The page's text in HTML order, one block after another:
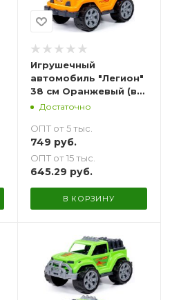
Игрушечный
автомобиль "Легион"
38 см Оранжевый (в
сеточке)
Достаточно
ОПТ от 5 тыс.
749 руб.
ОПТ от 15 тыс.
645.29 руб.
В КОРЗИНУ